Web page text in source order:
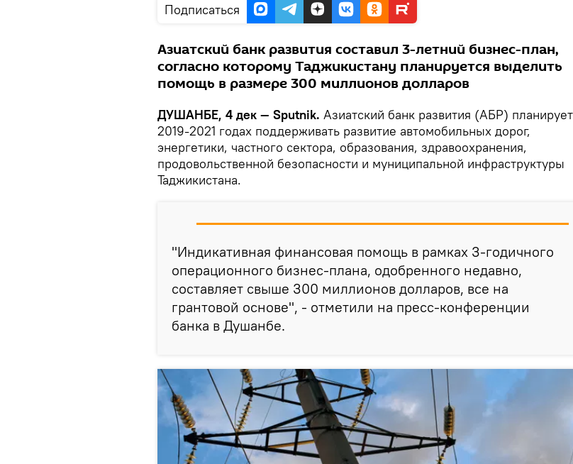
Подписаться
Азиатский банк развития составил 3-летний бизнес-план,
согласно которому Таджикистану планируется выделить
помощь в размере 300 миллионов долларов
ДУШАНБЕ, 4 дек — Sputnik. Азиатский банк развития (АБР)
2019-2021 годах поддерживать развитие автомобильных дорог,
энергетики, частного сектора, образования, здравоохранения,
продовольственной безопасности и муниципальной инфраструктуры
Таджикистана.
"Индикативная финансовая помощь в рамках 3-годичного
операционного бизнес-плана, одобренного недавно,
составляет свыше 300 миллионов долларов, все на
грантовой основе", - отметили на пресс-конференции
банка в Душанбе.